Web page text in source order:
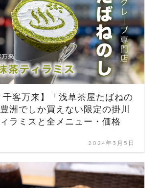
千客万来】「浅草茶屋たばねの
洲でしか買えない限定の掛川
ラミスと全メニュー・価格
2024年3月5日